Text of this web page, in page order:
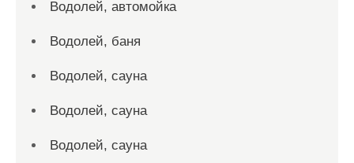
Водолей, автомойка
Водолей, баня
Водолей, сауна
Водолей, сауна
Водолей, сауна